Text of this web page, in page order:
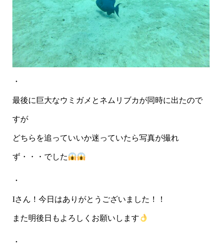
・
最後に巨大なウミガメとネムリブカが同時に出たので
すが
どちらを追っていいか迷っていたら写真が撮れ
ず・・・でした
・
Iさん！今日はありがとうございました！！
また明後日もよろしくお願いします
・